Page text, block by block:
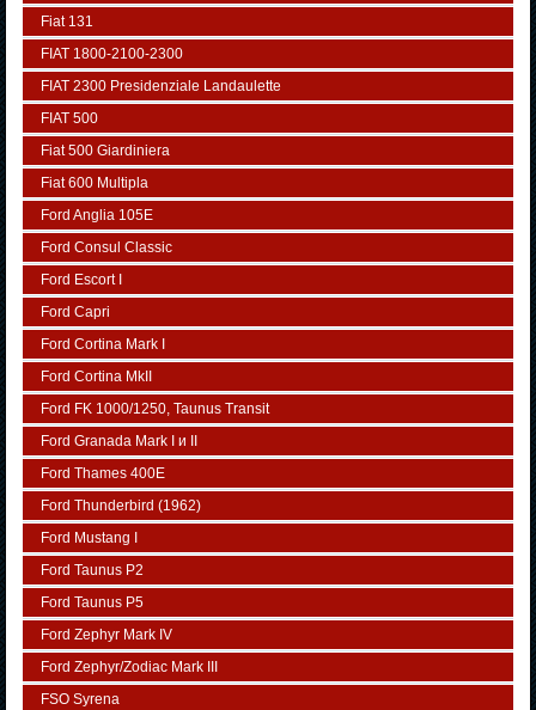
Fiat 131
FIAT 1800-2100-2300
FIAT 2300 Presidenziale Landaulette
FIAT 500
Fiat 500 Giardiniera
Fiat 600 Multipla
Ford Anglia 105E
Ford Consul Classic
Ford Escort I
Ford Capri
Ford Cortina Mark I
Ford Cortina MkII
Ford FK 1000/1250, Taunus Transit
Ford Granada Mark I и II
Ford Thames 400E
Ford Thunderbird (1962)
Ford Mustang I
Ford Taunus P2
Ford Taunus P5
Ford Zephyr Mark IV
Ford Zephyr/Zodiac Mark III
FSO Syrena